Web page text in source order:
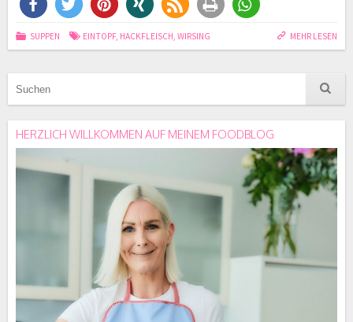
MEHR LESEN
SUPPEN EINTOPF, HACKFLEISCH,WIRSING
HERZLICH WILLKOMMEN AUF MEINEM FOODBLOG